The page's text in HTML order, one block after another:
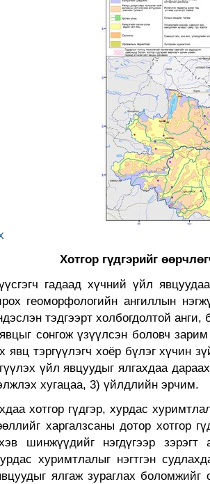
Хотгор гүдгэрийг
гадаад хүчний үйл
геоморфологийн ангиллын
тэдгээрт холбогдолтой
сонгож үзүүлсэн боловч
явц тэргүүлэгч хоёр бүлэг хүчин
үйл явцуудыг ялгахдаа
хугацаа, 3) үйлдлийн эрчим.
хотгор гүдгэр, хурдас
харгалзсаны дотор хотгор
шинжүүдийг нэгдүгээр
хуримтлалыг нэгтгэн
ялгаж зураглах